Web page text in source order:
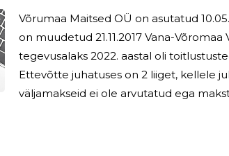
Võrumaa Maitsed OÜ on asutatud
on muudetud 21.11.2017 Vana-Võromaa Vegan
tegevusalaks 2022. aastal oli
Ettevõtte juhatuses on 2 liiget, kellele
väljamakseid ei ole arvutatud ega